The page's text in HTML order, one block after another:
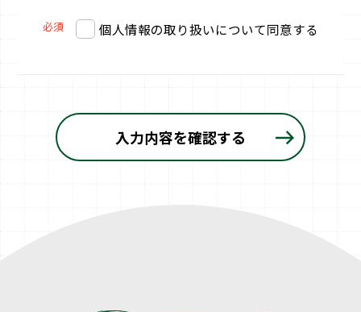
必須 個人情報の取り扱いについて同意する
入力内容を確認する